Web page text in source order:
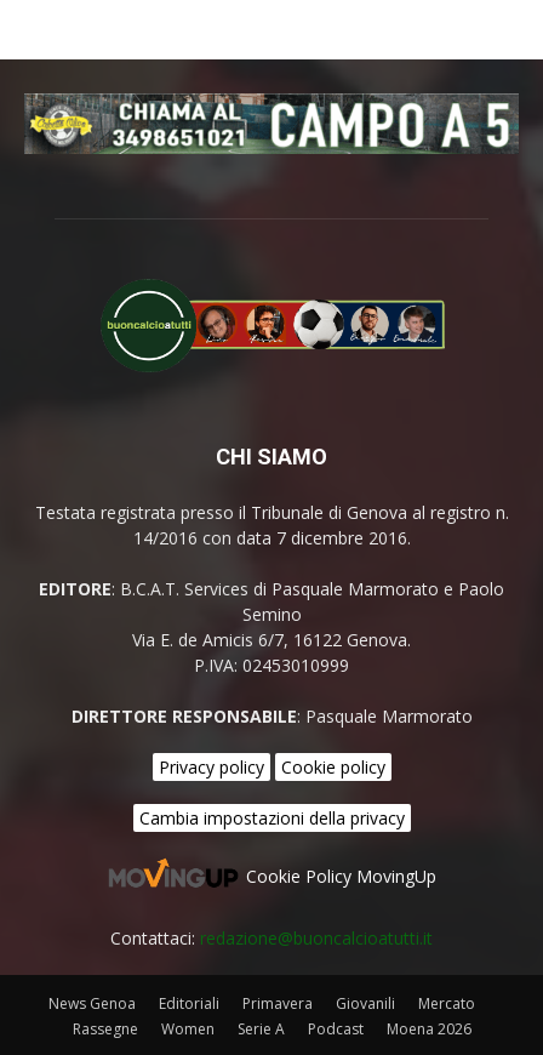
CHI SIAMO
Testata registrata presso il Tribunale di Genova al registro n.
14/2016 con data 7 dicembre 2016.
EDITORE: B.C.A.T. Services di Pasquale Marmorato e Paolo
Semino
Via E. de Amicis 6/7, 16122 Genova.
P.IVA: 02453010999
DIRETTORE RESPONSABILE: Pasquale Marmorato
Privacy policy Cookie policy
Cambia impostazioni della privacy
Cookie Policy MovingUp
Contattaci: redazione@buoncalcioatutti.it
News Genoa Editoriali Primavera Giovanili
Mercato
Rassegne
Women Serie A Podcast Moena 2026